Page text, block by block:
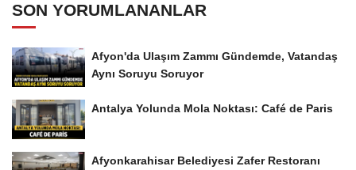
SON YORUMLANANLAR
Afyon'da Ulaşım Zammı Gündemde, Vatandaş
Aynı Soruyu Soruyor
Antalya Yolunda Mola Noktası: Café de Paris
Afyonkarahisar Belediyesi Zafer Restoranı